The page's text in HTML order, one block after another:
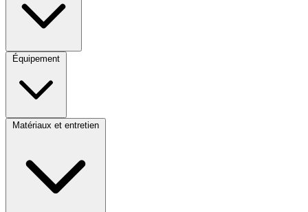
Équipement
Matériaux et entretien